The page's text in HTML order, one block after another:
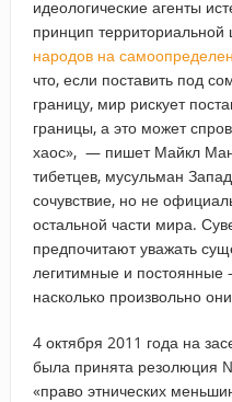
идеологические агенты
принцип территориальной
народов на
что, если поставить под
границу, мир рискует
границы, а это может
хаос», — пишет Майкл
тибетцев, мусульман
сочувствие, но не
остальной части мира.
предпочитают уважать
легитимные и постоянные
насколько произвольно
4 октября 2011 года на
была принята резолюция
«право этнических